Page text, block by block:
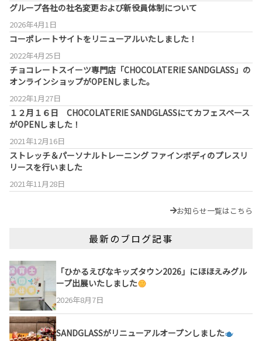
グループ各社の社名変更および新役員体制について
2026年4月1日
コーポレートサイトをリニューアルいたしました！
2022年4月25日
チョコレートスイーツ専門店「CHOCOLATERIE SANDGLASS」の
オンラインショップがOPENしました。
2022年1月27日
１２月１６日 CHOCOLATERIE SANDGLASSにてカフェスペース
がOPENしました！
2021年12月16日
ストレッチ＆パーソナルトレーニング ファインボディのプレスリ
リースを行いました
2021年11月28日
お知らせ一覧はこちら
最新のブログ記事
「ひかるえびなキッズタウン2026」にほほえみグル
ープ出展いたしました
2026年8月7日
SANDGLASSがリニューアルオープンしました